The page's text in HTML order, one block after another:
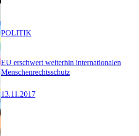
EU erschwert weiterhin internationalen
Menschenrechtsschutz
13.11.2017
POLITIK